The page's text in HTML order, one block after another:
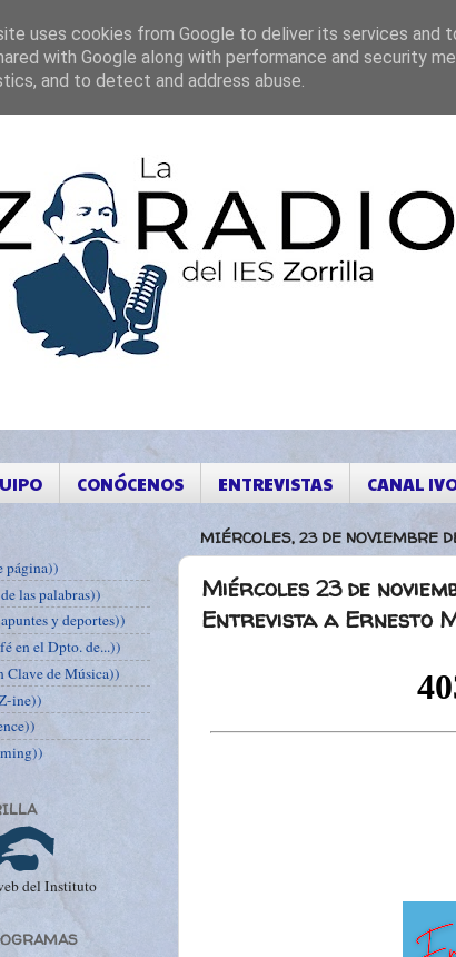
CONÓCENOS ENTREVISTAS CANAL
MIÉRCOLES, 23 DE NOVIEMBRE
Miércoles 23 de
Entrevista a Ernesto
página))
las palabras))
y deportes))
en el Dpto. de...))
Clave de Música))
ine))
del Instituto
uses cookies from Google to deliver its services and
with Google along with performance and security
and to detect and address abuse.